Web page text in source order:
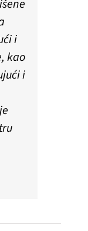
i
kao
i